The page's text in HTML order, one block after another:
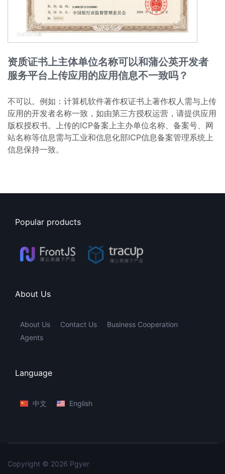
资质证书上主体单位名称可以和蒲公英开发者
服务平台上传应用的应用信息不一致吗？
不可以。例如：计算机软件著作权证书上著作权人需与上传
应用的开发者名称一致，如由第三方授权运营，请提供应用
版权授权书。上传的ICP备案上主办单位名称、备案号、网
站名称等信息需与工业和信息化部ICP信息备案管理系统上
信息保持一致。
Popular products
About Us
About Us Contact Us
Business Cooperation
Agents
Language
中文 English
Copyright © 2026 Pgyer